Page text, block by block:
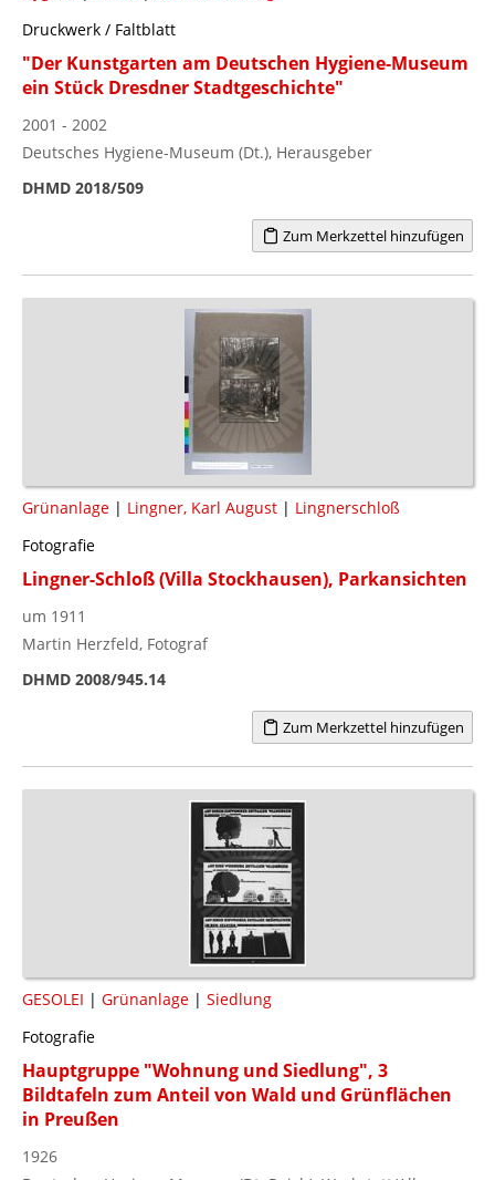
Druckwerk / Faltblatt
"Der Kunstgarten am Deutschen Hygiene-Museum
ein Stück Dresdner Stadtgeschichte"
2001 - 2002
Deutsches Hygiene-Museum (Dt.), Herausgeber
DHMD 2018/509
Zum Merkzettel hinzufügen
Grünanlage | Lingner, Karl August | Lingnerschloß
Fotografie
Lingner-Schloß (Villa Stockhausen), Parkansichten
um 1911
Martin Herzfeld, Fotograf
DHMD 2008/945.14
Zum Merkzettel hinzufügen
GESOLEI | Grünanlage | Siedlung
Fotografie
Hauptgruppe "Wohnung und Siedlung", 3
Bildtafeln zum Anteil von Wald und Grünflächen
in Preußen
1926